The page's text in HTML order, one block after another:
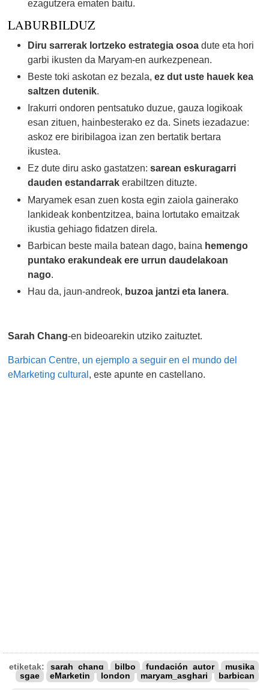
ezagutzera ematen baitu.
LABURBILDUZ
Diru sarrerak lortzeko estrategia osoadute eta hori
garbi ikusten da Maryam-en aurkezpenean.
Beste toki askotan ez bezala, ez dut uste hauek kea
saltzen dutenik.
Irakurri ondoren pentsatuko duzue, gauza logikoak
esan zituen, hainbesterako ez da. Sinets iezadazue:
askoz ere biribilagoa izan zen bertatik bertara
ikustea.
Ez dute diru asko gastatzen: sarean eskuragarri
dauden estandarrakerabiltzen dituzte.
Maryamek esan zuen kosta egin zaiola gainerako
lankideak konbentzitzea, baina lortutako emaitzak
ikustia gehiago fidatzen direla.
Barbican beste maila batean dago, baina hemengo
puntako erakundeak ere urrun daudelakoan
nago.
Hau da, jaun-andreok, buzoa jantzi eta lanera
Sarah Chang-en bideoarekin utziko zaituztet.
Barbican Centre, un ejemplo a seguir en el mundo del
eMarketing cultural, este apunte en castellano.
etiketak: sarah_chang bilbo fundación_autor
musika
sgae
eMarketin london maryam_asghari barbican